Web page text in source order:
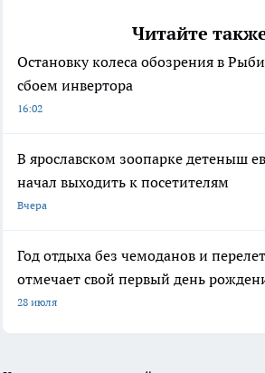
Читайте
Остановку колеса обозрения в
сбоем инвертора
16:02
В ярославском зоопарке детеныш
начал выходить к посетителям
Вчера
Год отдыха без чемоданов и
отмечает свой первый день
28 июля